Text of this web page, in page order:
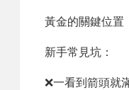
黃金的關鍵位置
新手常見坑：
❌一看到箭頭就